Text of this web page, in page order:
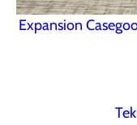
Expansion